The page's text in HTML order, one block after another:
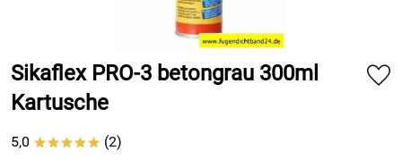
Sikaflex PRO-3 betongrau 300ml
Kartusche
5,0 ***** (2)